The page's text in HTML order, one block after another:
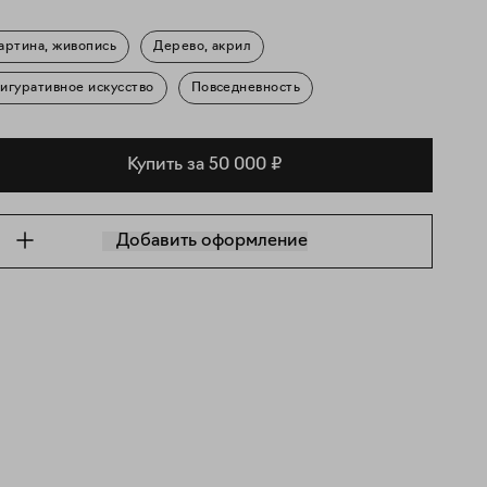
живопись Дерево, акрил
искусство Повседневность
Купить за 50 000 ₽
Добавить оформление